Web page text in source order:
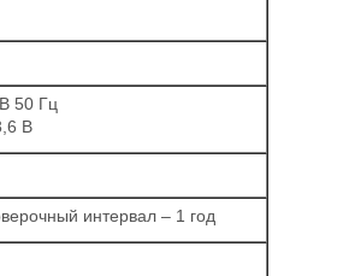
50 Гц
В
интервал – 1 год